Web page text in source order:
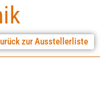
zur Ausstellerliste